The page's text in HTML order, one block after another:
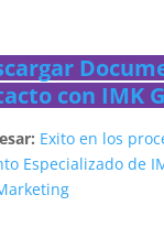
con IMK
Exito en los
Especializado de